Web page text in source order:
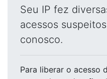
Seu IP fez
acessos
conosco.
Para liberar o acesso